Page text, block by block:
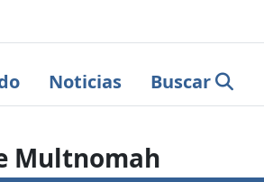
Noticias Buscar
Multnomah